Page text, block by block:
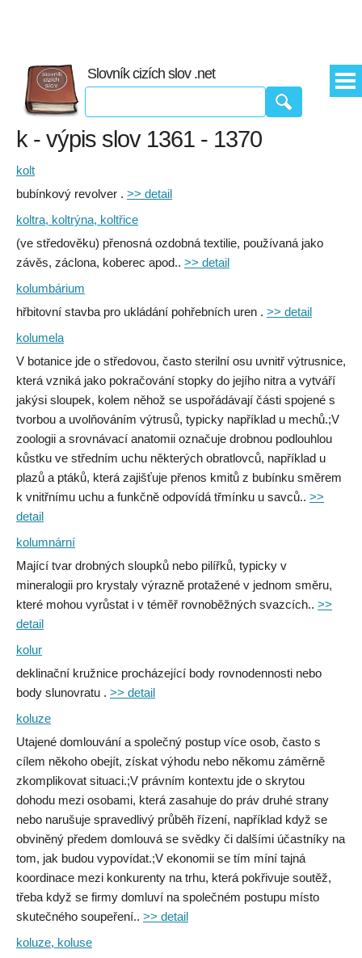
Slovník cizích slov .net
k - výpis slov 1361 - 1370
kolt
bubínkový revolver . >> detail
koltra, koltrýna, koltřice
(ve středověku) přenosná ozdobná textilie, používaná jako
závěs, záclona, koberec apod.. >> detail
kolumbárium
hřbitovní stavba pro ukládání pohřebních uren . >> detail
kolumela
V botanice jde o středovou, často sterilní osu uvnitř výtrusnice,
která vzniká jako pokračování stopky do jejího nitra a vytváří
jakýsi sloupek, kolem něhož se uspořádávají části spojené s
tvorbou a uvolňováním výtrusů, typicky například u mechů.;V
zoologii a srovnávací anatomii označuje drobnou podlouhlou
kůstku ve středním uchu některých obratlovců, například u
plazů a ptáků, která zajišťuje přenos kmitů z bubínku směrem
k vnitřnímu uchu a funkčně odpovídá třmínku u savců.. >>
detail
kolumnární
Mající tvar drobných sloupků nebo pilířků, typicky v
mineralogii pro krystaly výrazně protažené v jednom směru,
které mohou vyrůstat i v téměř rovnoběžných svazcích.. >>
detail
kolur
deklinační kružnice procházející body rovnodennosti nebo
body slunovratu . >> detail
koluze
Utajené domlouvání a společný postup více osob, často s
cílem někoho obejít, získat výhodu nebo někomu záměrně
zkomplikovat situaci.;V právním kontextu jde o skrytou
dohodu mezi osobami, která zasahuje do práv druhé strany
nebo narušuje spravedlivý průběh řízení, například když se
obviněný předem domlouvá se svědky či dalšími účastníky na
tom, jak budou vypovídat.;V ekonomii se tím míní tajná
koordinace mezi konkurenty na trhu, která pokřivuje soutěž,
třeba když se firmy domluví na společném postupu místo
skutečného soupeření.. >> detail
koluze, koluse